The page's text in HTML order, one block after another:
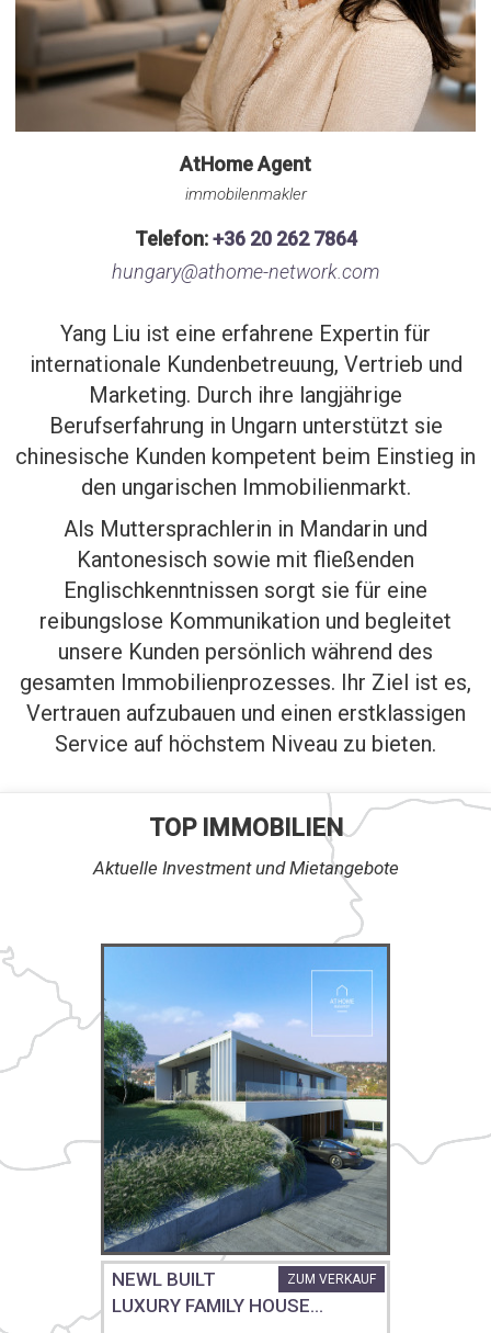
AtHome Agent
immobilenmakler
Telefon:+36 20 262 7864
hungary@athome-network.com
Yang Liu ist eine erfahrene Expertin für
internationale Kundenbetreuung, Vertrieb und
Marketing. Durch ihre langjährige
Berufserfahrung in Ungarn unterstützt sie
chinesische Kunden kompetent beim Einstieg in
den ungarischen Immobilienmarkt.
Als Muttersprachlerin in Mandarin und
Kantonesisch sowie mit fließenden
Englischkenntnissen sorgt sie für eine
reibungslose Kommunikation und begleitet
unsere Kunden persönlich während des
gesamten Immobilienprozesses. Ihr Ziel ist es,
Vertrauen aufzubauen und einen erstklassigen
Service auf höchstem Niveau zu bieten.
TOP IMMOBILIEN
Aktuelle Investment und Mietangebote
ZUM VERKAUF
NEWL BUILT
LUXURY FAMILY HOUSE...